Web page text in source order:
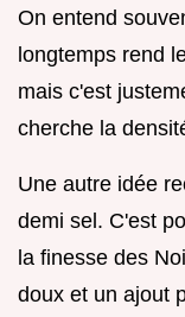
On entend
longtemps rend
mais c'est
cherche la
Une autre idée
demi sel. C'est
la finesse des
doux et un ajout